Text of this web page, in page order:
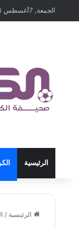
الجمعة, 7أغسطس 2026 ,4:06 صباحًا
الرئيسية
الرئيسية /